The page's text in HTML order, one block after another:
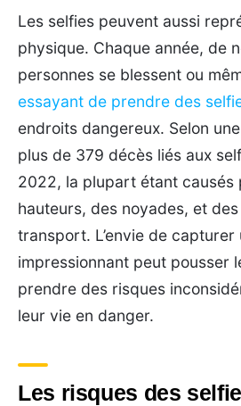
Les selfies peuvent aussi
physique. Chaque année, de
personnes se blessent ou
essayant de prendre des
endroits dangereux. Selon
plus de 379 décès liés aux
2022, la plupart étant causés
hauteurs, des noyades, et
transport. L’envie de capturer
impressionnant peut pousser
prendre des risques
leur vie en danger.
Les risques des